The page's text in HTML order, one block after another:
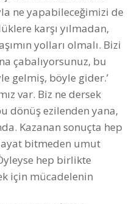
ne yapabileceğimizi de
karşı yılmadan,
yolları olmalı. Bizi
çabalıyorsunuz, bu
gelmiş, böyle gider.’
var. Biz ne dersek
dönüş ezilenden yana,
Kazanan sonuçta hep
bitmeden umut
hep birlikte
için mücadelenin